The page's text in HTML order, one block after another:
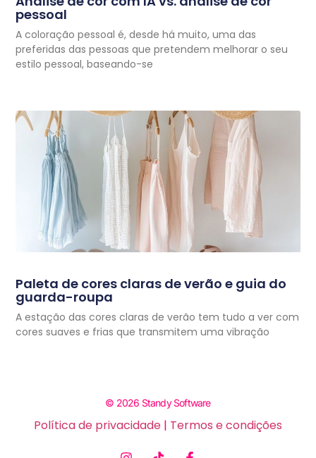
pessoal
A coloração pessoal é, desde há muito, uma das
preferidas das pessoas que pretendem melhorar o seu
estilo pessoal, baseando-se
Paleta de cores claras de verão e guia do
guarda-roupa
A estação das cores claras de verão tem tudo a ver com
cores suaves e frias que transmitem uma vibração
© 2026 Standy Software
Política de privacidade | Termos e condições